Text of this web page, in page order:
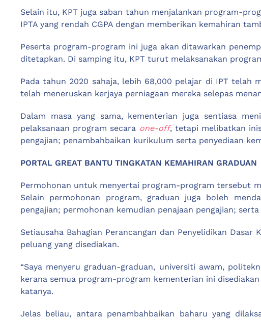
Selain itu, KPT juga saban tahun menjalankan program-
IPTA yang rendah CGPA dengan memberikan kemahiran
Peserta program-program ini juga akan ditawarkan
ditetapkan. Di samping itu, KPT turut melaksanakan
Pada tahun 2020 sahaja, lebih 68,000 pelajar di IPT telah
telah meneruskan kerjaya perniagaan mereka selepas
Dalam masa yang sama, kementerian juga sentiasa
pelaksanaan program secara one-off, tetapi melibatkan
pengajian; penambahbaikan kurikulum serta penyediaan
PORTAL GREAT BANTU TINGKATAN KEMAHIRAN GRADUAN
Permohonan untuk menyertai program-program tersebut
Selain permohonan program, graduan juga boleh
pengajian; permohonan kemudian penajaan pengajian;
Setiausaha Bahagian Perancangan dan Penyelidikan Dasar
peluang yang disediakan.
“Saya menyeru graduan-graduan, universiti awam,
kerana semua program-program kementerian ini
katanya.
Jelas beliau, antara penambahbaikan baharu yang